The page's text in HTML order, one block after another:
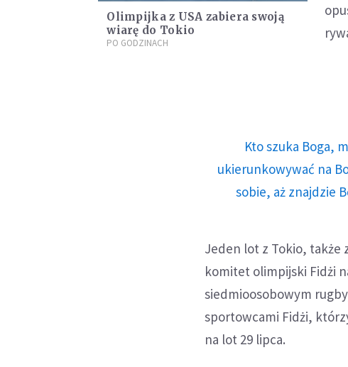
Olimpijka z USA zabiera swoją
wiarę do Tokio
PO GODZINACH
Kto szuka Boga,
ukierunkowywać na
sobie, aż znajdzie
Jeden lot z Tokio, także
komitet olimpijski Fidżi
siedmioosobowym
sportowcami Fidżi,
na lot 29 lipca.